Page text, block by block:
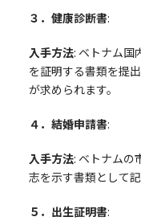
３．健康診断書:
入手方法: ベトナム国
を証明する書類を提
が求められます。
４．結婚申請書:
入手方法: ベトナムの
志を示す書類として
５．出生証明書: